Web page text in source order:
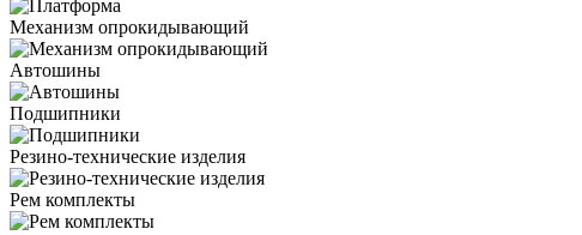
Механизм опрокидывающий
Автошины
Подшипники
Резино-технические изделия
Рем комплекты